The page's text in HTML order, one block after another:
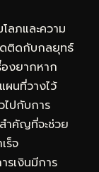
ลภและความ
ดติดกับกลยุทธ์
งยากหาก
นที่วางไว้
ไปกับการ
ำคัญที่จะช่วย
ร็จ
รเงินมีการ